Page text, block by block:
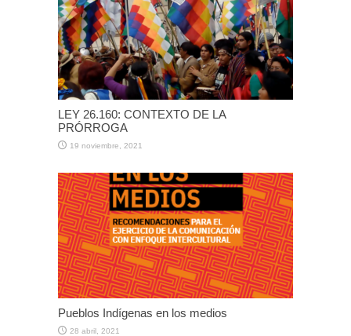
LEY 26.160: CONTEXTO DE LA
PRÓRROGA
19 noviembre, 2021
Pueblos Indígenas en los medios
28 abril, 2021